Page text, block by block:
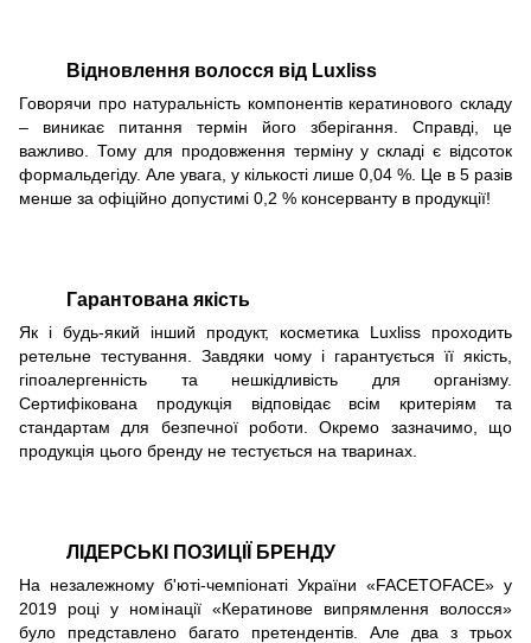
Відновлення волосся від Luxliss
Говорячи про натуральність компонентів кератинового складу
– виникає питання термін його зберігання. Справді, це
важливо. Тому для продовження терміну у складі є відсоток
формальдегіду. Але увага, у кількості лише 0,04 %. Це в 5 разів
менше за офіційно допустимі 0,2 % консерванту в продукції!
Гарантована якість
Як і будь-який інший продукт, косметика Luxliss проходить
ретельне тестування. Завдяки чому і гарантується її якість,
гіпоалергенність та нешкідливість для організму.
Сертифікована продукція відповідає всім критеріям та
стандартам для безпечної роботи. Окремо зазначимо, що
продукція цього бренду не тестується на тваринах.
ЛІДЕРСЬКІ ПОЗИЦІЇ БРЕНДУ
На незалежному б'юті-чемпіонаті України «FACETOFACE» у
2019 році у номінації «Кератинове випрямлення волосся»
було представлено багато претендентів. Але два з трьох